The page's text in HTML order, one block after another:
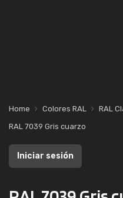
Home Colores RAL RAL
RAL 7039 Gris cuarzo
Iniciar sesión